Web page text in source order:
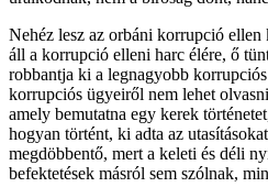
Nehéz lesz az orbáni korrupció
áll a korrupció elleni harc élére, ő
robbantja ki a legnagyobb
korrupciós ügyeiről nem lehet
amely bemutatna egy kerek
hogyan történt, ki adta az
megdöbbentő, mert a keleti és déli
befektetések másról sem szólnak,